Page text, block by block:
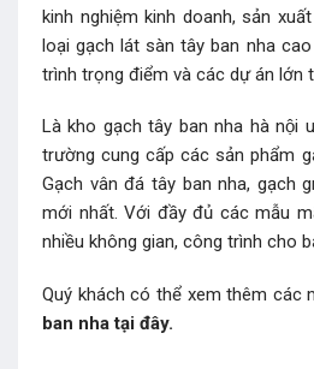
kinh nghiệm kinh doanh, sản
loại gạch lát sàn tây ban nha
trình trọng điểm và các dự án lớn
Là kho gạch tây ban nha hà nội
trường cung cấp các sản phẩm
Gạch vân đá tây ban nha, gạch
mới nhất. Với đầy đủ các mẫu
nhiều không gian, công trình cho
Quý khách có thể xem thêm các
ban nhatại đây.